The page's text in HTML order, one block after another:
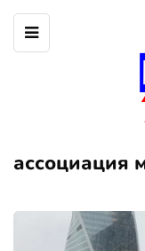
ассоциация